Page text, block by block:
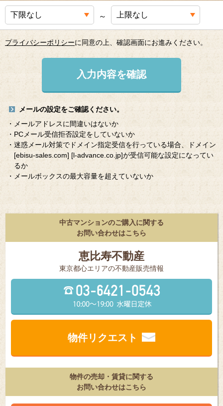
～
プライバシーポリシーに同意の上、確認画面にお進みください。
入力内容を確認
メールの設定をご確認ください。
・メールアドレスに間違いはないか
・PCメール受信拒否設定をしていないか
・迷惑メール対策でドメイン指定受信を行っている場合、ドメイン
[ebisu-sales.com] [l-advance.co.jp]が受信可能な設定になってい
るか
・メールボックスの最大容量を超えていないか
中古マンションのご購入に関する
お問い合わせはこちら
恵比寿不動産
東京都⼼エリアの不動産販売情報
物件リクエスト
物件の売却・賃貸に関する
お問い合わせはこちら